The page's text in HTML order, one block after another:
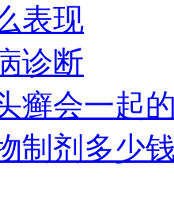
表现
诊断
癣会一起
制剂多少